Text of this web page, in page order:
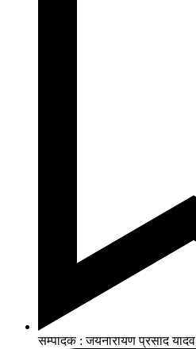
सम्पादक : जयनारायण प्रसाद यादव